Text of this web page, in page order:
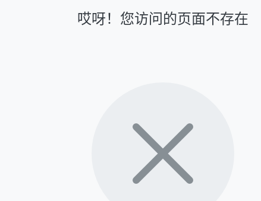
哎呀！您访问的页面不存在